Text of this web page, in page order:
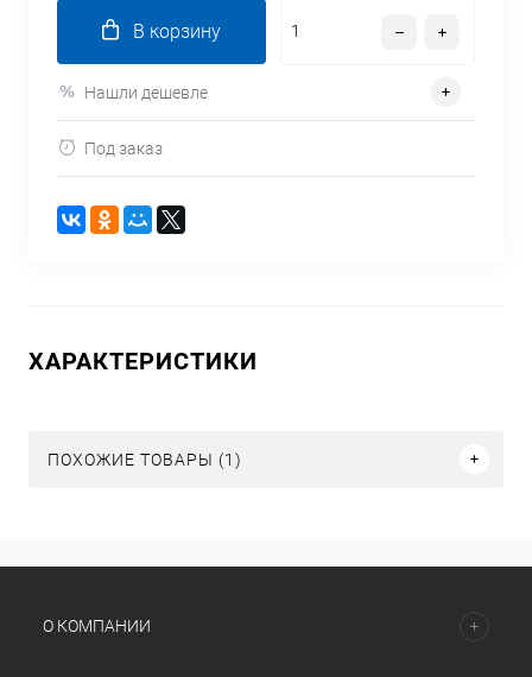
В корзину
Нашли дешевле
Под заказ
ХАРАКТЕРИСТИКИ
ПОХОЖИЕ ТОВАРЫ (1)
О КОМПАНИИ